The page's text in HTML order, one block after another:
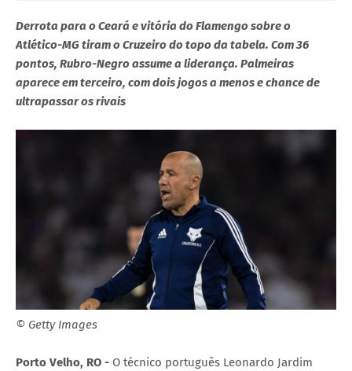
Derrota para o Ceará e vitória do Flamengo sobre o
Atlético-MG tiram o Cruzeiro do topo da tabela. Com 36
pontos, Rubro-Negro assume a liderança. Palmeiras
aparece em terceiro, com dois jogos a menos e chance de
ultrapassar os rivais
© Getty Images
Porto Velho, RO - O técnico português Leonardo Jardim